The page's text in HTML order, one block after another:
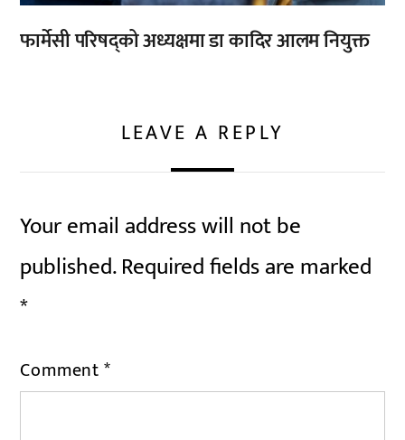
फार्मेसी परिषद्को अध्यक्षमा डा कादिर आलम नियुक्त
LEAVE A REPLY
Your email address will not be
published.Required fields are marked
*
Comment*